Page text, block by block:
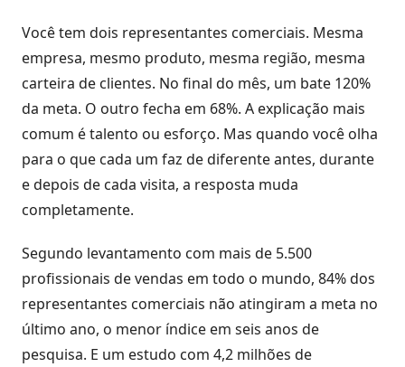
Pedido
Off-
line
Saldo
/
Futuro
Trade
integradas
Seja um
integrado
Sellentt
Você tem dois representantes comerciais. Mesma
empresa, mesmo produto, mesma região, mesma
carteira de clientes. No final do mês, um bate 120%
da meta. O outro fecha em 68%. A explicação mais
comum é talento ou esforço. Mas quando você olha
para o que cada um faz de diferente antes, durante
e depois de cada visita, a resposta muda
completamente.
Segundo levantamento com mais de 5.500
profissionais de vendas em todo o mundo, 84% dos
representantes comerciais não atingiram a meta no
último ano, o menor índice em seis anos de
pesquisa. E um estudo com 4,2 milhões de